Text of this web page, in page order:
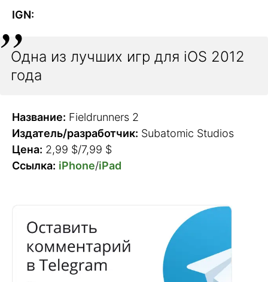
IGN:
Одна из лучших игр для iOS 2012
года
Название: Fieldrunners 2
Издатель/разработчик: Subatomic Studios
Цена: 2,99 $/7,99 $
Ссылка: iPhone/iPad